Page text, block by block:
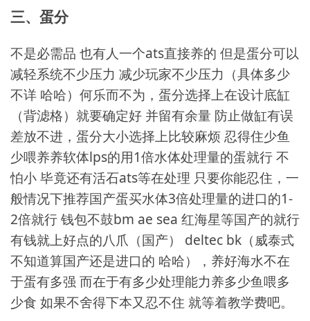
三、蛋分
不是必需品 也有人一个ats直接养的 但是蛋分可以
减轻系统不少压力 减少玩家不少压力（具体多少
不详 哈哈）何乐而不为，蛋分选择上在设计底缸
（背滤格）就要确定好 并留有余量 防止做缸有误
差放不进，蛋分大小选择上比较麻烦 忍得住少鱼
少喂养养软体lps的用1倍水体处理量的蛋就行 不
怕小 毕竟还有活石ats等在处理 只要你能忍住，一
般情况下推荐国产蛋买水体3倍处理量的进口的1-
2倍就行 钱包不鼓bm ae sea 红海星等国产的就行
有钱就上好点的八爪（国产） deltec bk（威泰式
不知道算国产还是进口的 哈哈），养好海水不在
于蛋有多强 而在于有多少处理能力养多少鱼喂多
少食 如果不舍得下本又忍不住 就等着教学费吧。